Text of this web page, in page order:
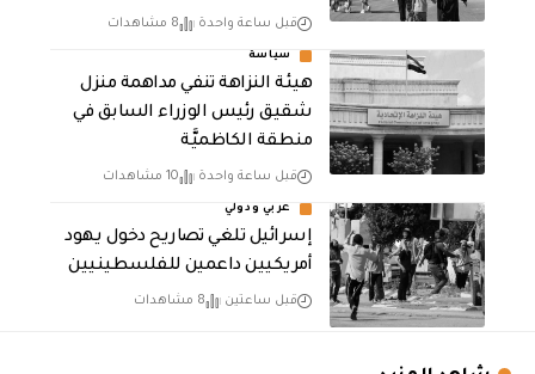
قبل ساعة واحدة 8 مشاهدات
سياسة
هيئة النزاهة تنفي مداهمة منزل
شقيق رئيس الوزراء السابق في
منطقة الكاظميَّة
قبل ساعة واحدة 10 مشاهدات
عربي ودولي
إسرائيل تلغي تصاريح دخول يهود
أمريكيين داعمين للفلسطينيين
قبل ساعتين 8 مشاهدات